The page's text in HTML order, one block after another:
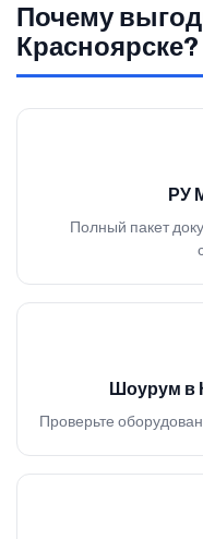
Почему
Красноярске?
РУ
Полный пакет
Шоурум в
Проверьте